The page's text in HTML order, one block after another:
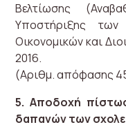
Βελτίωσης
Υποστήριξης
Οικονομικών και
2016.
(Αριθμ. απόφασης
5. Αποδοχή
δαπανών των